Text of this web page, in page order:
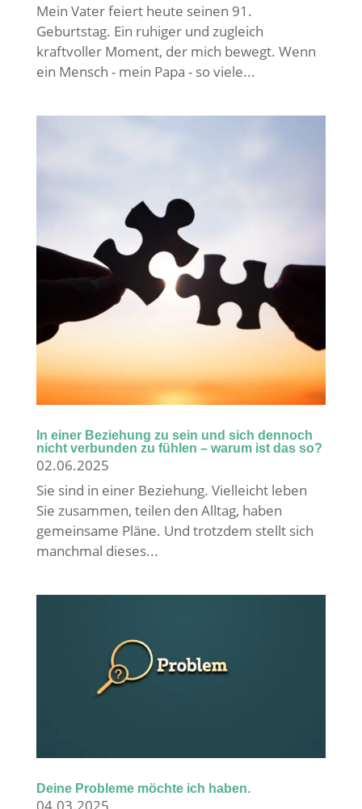
Mein Vater feiert heute seinen 91.
Geburtstag. Ein ruhiger und zugleich
kraftvoller Moment, der mich bewegt. Wenn
ein Mensch - mein Papa - so viele...
In einer Beziehung zu sein und sich dennoch
nicht verbunden zu fühlen – warum ist das so?
02.06.2025
Sie sind in einer Beziehung. Vielleicht leben
Sie zusammen, teilen den Alltag, haben
gemeinsame Pläne. Und trotzdem stellt sich
manchmal dieses...
Deine Probleme möchte ich haben.
04.03.2025